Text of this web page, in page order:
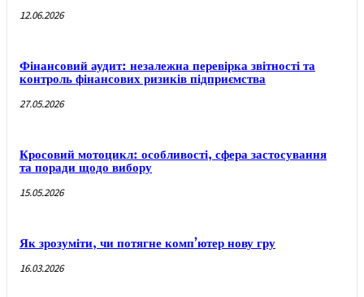
12.06.2026
Фінансовий аудит: незалежна перевірка звітності та
контроль фінансових ризиків підприємства
27.05.2026
Кросовий мотоцикл: особливості, сфера застосування
та поради щодо вибору
15.05.2026
Як зрозуміти, чи потягне комп’ютер нову гру
16.03.2026